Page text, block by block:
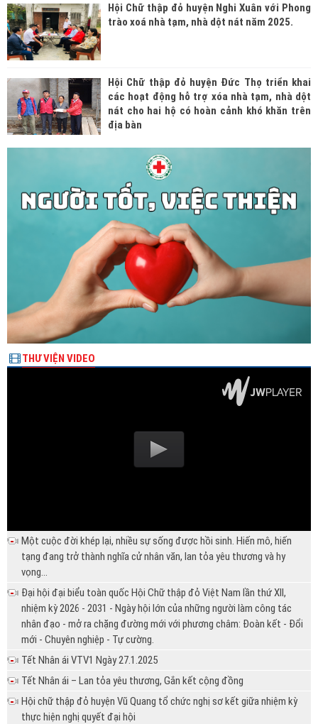
Hội Chữ thập đỏ huyện Nghi Xuân với Phong
trào xoá nhà tạm, nhà dột nát năm 2025.
Hội Chữ thập đỏ huyện Đức Thọ triển khai
các hoạt động hỗ trợ xóa nhà tạm, nhà dột
nát cho hai hộ có hoàn cảnh khó khăn trên
địa bàn
THƯ VIỆN VIDEO
Một cuộc đời khép lại, nhiều sự sống được hồi sinh. Hiến mô, hiến
tạng đang trở thành nghĩa cử nhân văn, lan tỏa yêu thương và hy
vọng...
Đại hội đại biểu toàn quốc Hội Chữ thập đỏ Việt Nam lần thứ XII,
nhiệm kỳ 2026 - 2031 - Ngày hội lớn của những người làm công tác
nhân đạo - mở ra chặng đường mới với phương châm: Đoàn kết - Đổi
mới - Chuyên nghiệp - Tự cường.
Tết Nhân ái VTV1 Ngày 27.1.2025
Tết Nhân ái – Lan tỏa yêu thương, Gắn kết cộng đồng
Hội chữ thập đỏ huyện Vũ Quang tổ chức nghị sơ kết giữa nhiệm kỳ
thực hiện nghị quyết đại hội